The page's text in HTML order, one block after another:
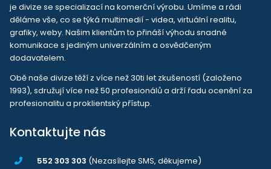
je divize se specializací na komerční výrobu. Umíme a rádi
děláme vše, co se týká multimedií - videa, virtuální realitu,
grafiky, weby. Našim klientům to přináší výhodu snadné
komunikace s jediným univerzálním a osvědčeným
dodavatelem.
Obě naše divize těží z více než 30ti let zkušeností (založeno
1993), sdružují více než 50 profesionálů a drží řadu ocenění za
profesionalitu a proklientský přístup.
Kontaktujte nás
552 303 303 (Nezasílejte SMS, děkujeme)